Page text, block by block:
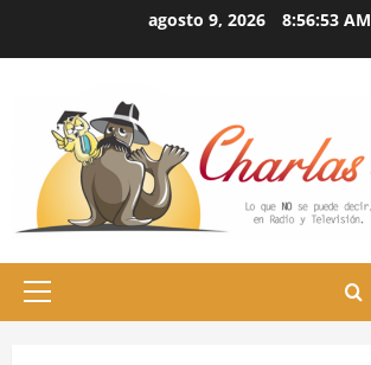
agosto 9, 2026 8:56:54 AM
Primary